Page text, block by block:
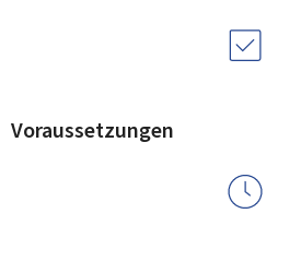
Voraussetzungen